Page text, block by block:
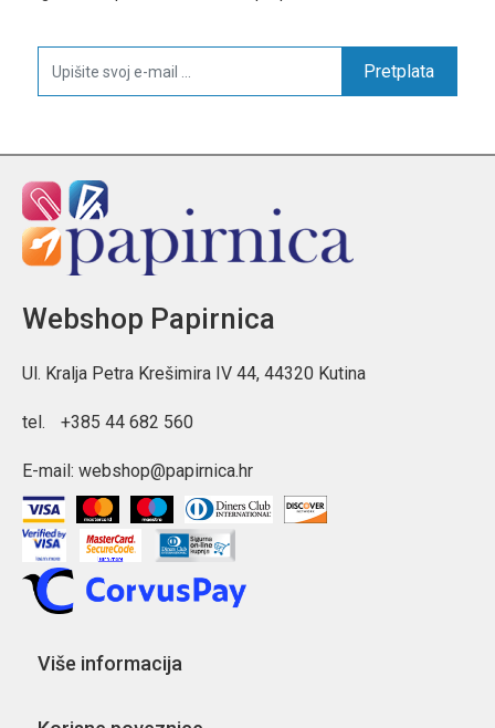
Pretplata
Webshop Papirnica
Ul. Kralja Petra Krešimira IV 44, 44320 Kutina
tel. +385 44 682 560
E-mail: webshop@papirnica.hr
Više informacija